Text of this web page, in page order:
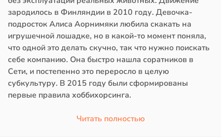
зародилось в Финляндии в 2010 году. Девочка-
подросток Алиса Аорнимяки любила скакать на
игрушечной лошадке, но в какой-то момент поняла,
что одной это делать скучно, так что нужно поискать
себе компанию. Она быстро нашла соратников в
Сети, и постепенно это переросло в целую
субкультуру. В 2015 году были сформированы
первые правила хоббихорсинга.
Читать полностью